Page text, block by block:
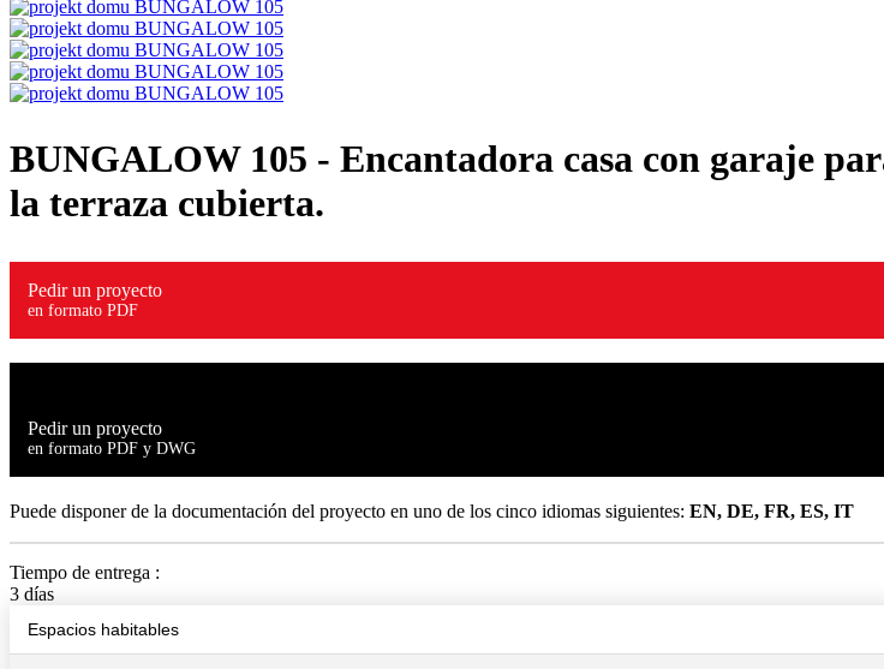
BUNGALOW 105 - Encantadora casa con garaje
la terraza cubierta.
Pedir un proyecto
en formato PDF
Pedir un proyecto
en formato PDF y DWG
Puede disponer de la documentación del proyecto en uno de los cinco idiomas siguientes: EN, DE, FR, ES, IT
Tiempo de entrega :
3 días
Espacios habitables